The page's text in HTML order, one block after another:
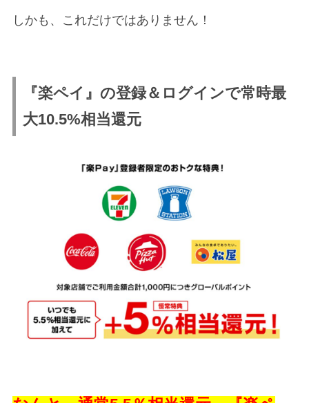
しかも、これだけではありません！
『楽ペイ』の登録＆ログインで常時最
大10.5%相当還元